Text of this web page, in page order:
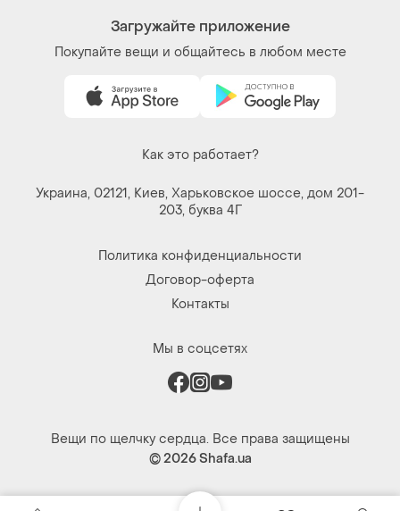
Загружайте приложение
Покупайте вещи и общайтесь в любом месте
Как это работает?
Украина, 02121, Киев, Харьковское шоссе, дом 201-
203, буква 4Г
Политика конфиденциальности
Договор-оферта
Контакты
Мы в соцсетях
Вещи по щелчку сердца. Все права защищены
© 2026Shafa.ua